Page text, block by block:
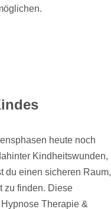
heute noch
Kindheitswunden,
du einen sicheren Raum,
zu finden. Diese
Therapie &